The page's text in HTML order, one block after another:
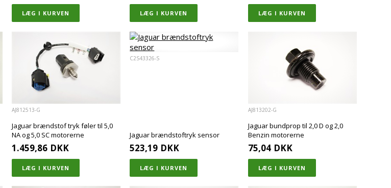
AJ812513-G
Jaguar brændstof tryk føler til 5,0
NA og 5,0 SC motorerne
1.459,86 DKK
C2S43326-S
Jaguar brændstoftryk sensor
523,19 DKK
AJ813202-G
Jaguar bundprop til 2,0 D og 2,0
Benzin motorerne
75,04 DKK